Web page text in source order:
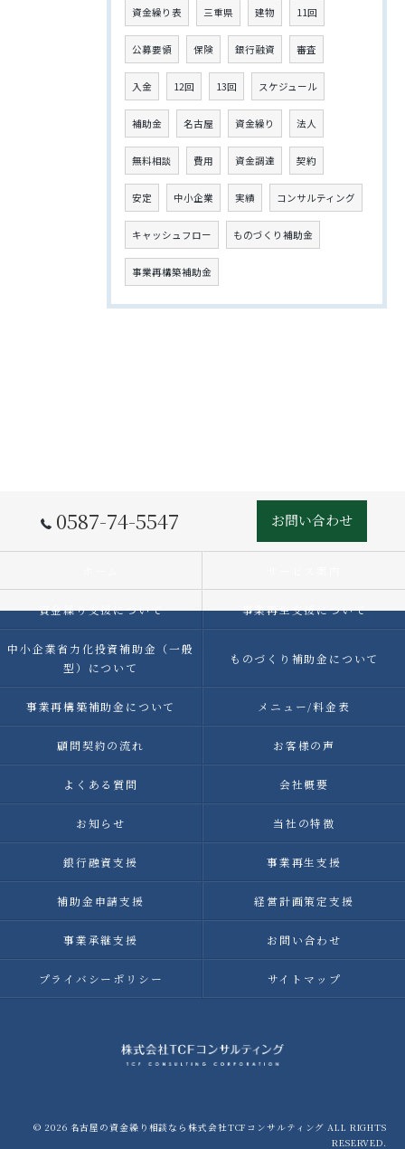
資金繰り表 三重県 建物 11回
公募要領 保険 銀行融資 審査
入金 12回 13回 スケジュール
補助金 名古屋 資金繰り 法人
無料相談 費用 資金調達 契約
安定 中小企業 実績 コンサルティング
キャッシュフロー ものづくり補助金
事業再構築補助金
0587-74-5547 お問い合わせ
資金繰り支援について 事業再生支援について
中小企業省力化投資補助金（一般
型）について
ものづくり補助金について
事業再構築補助金について メニュー/料金表
顧問契約の流れ お客様の声
よくある質問 会社概要
お知らせ 当社の特徴
銀行融資支援 事業再生支援
補助金申請支援 経営計画策定支援
事業承継支援 お問い合わせ
プライバシーポリシー サイトマップ
© 2026 名古屋の資金繰り相談なら株式会社TCFコンサルティング ALL RIGHTS
RESERVED.